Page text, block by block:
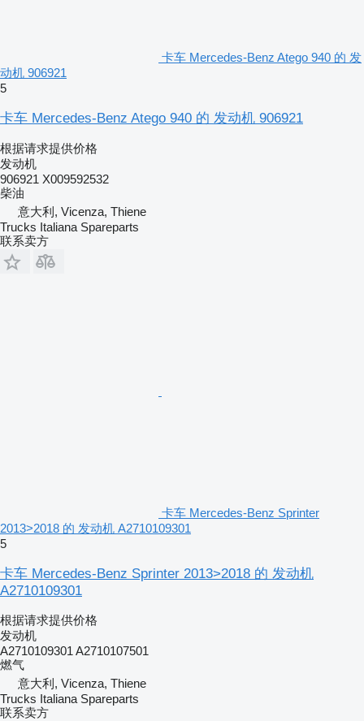
卡车 Mercedes-Benz Atego 940 的 发
动机 906921
5
卡车 Mercedes-Benz Atego 940 的 发动机 906921
根据请求提供价格
发动机
906921 X009592532
柴油
意大利, Vicenza, Thiene
Trucks Italiana Spareparts
联系卖方
卡车 Mercedes-Benz Sprinter
2013>2018 的 发动机 A2710109301
5
卡车 Mercedes-Benz Sprinter 2013>2018 的 发动机
A2710109301
根据请求提供价格
发动机
A2710109301 A2710107501
燃气
意大利, Vicenza, Thiene
Trucks Italiana Spareparts
联系卖方